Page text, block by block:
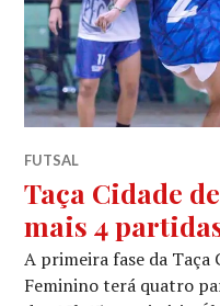
FUTSAL
Taça Cidade
mais 4
A primeira fase da Taça
Feminino terá quatro